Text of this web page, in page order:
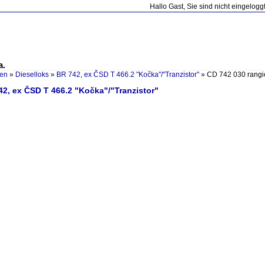
Hallo Gast, Sie sind nicht
» Dieselloks » BR 742, ex ČSD T 466.2 "Kočka"/"Tranzistor" » CD 742 030
ex ČSD T 466.2 "Kočka"/"Tranzistor"